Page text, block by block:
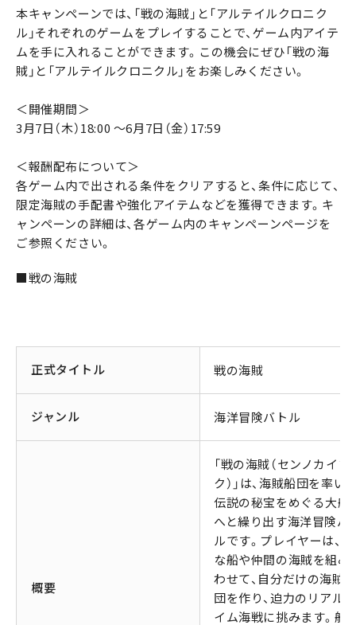
本キャンペーンでは、「戦の海賊」と「アルテイルクロニク
ル」それぞれのゲームをプレイすることで、ゲーム内アイテ
ムを手に入れることができます。この機会にぜひ「戦の海
賊」と「アルテイルクロニクル」をお楽しみください。
＜開催期間＞
3月7日（木）18:00 ～6月7日（金）17:59
＜報酬配布について＞
各ゲーム内で出される条件をクリアすると、条件に応じて、
限定海賊の手配書や強化アイテムなどを獲得できます。キ
ャンペーンの詳細は、各ゲーム内のキャンペーンページを
ご参照ください。
■戦の海賊
正式タイトル 戦の海賊
ジャンル 海洋冒険バトル
概要
「戦の海賊（センノカイゾ
ク）」は、海賊船団を率い
伝説の秘宝をめぐる大航
へと繰り出す海洋冒険バ
ルです。プレイヤーは、
な船や仲間の海賊を組み
わせて、自分だけの海賊
団を作り、迫力のリアル
イム海戦に挑みます。船